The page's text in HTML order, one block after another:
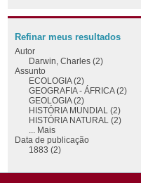
Refinar meus resultados
Autor
Darwin, Charles (2)
Assunto
ECOLOGIA (2)
GEOGRAFIA - ÁFRICA (2)
GEOLOGIA (2)
HISTÓRIA MUNDIAL (2)
HISTÓRIA NATURAL (2)
... Mais
Data de publicação
1883 (2)